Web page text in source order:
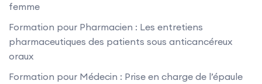
femme
Formation pour Pharmacien : Les entretiens
pharmaceutiques des patients sous anticancéreux
oraux
Formation pour Médecin : Prise en charge de l’épaule